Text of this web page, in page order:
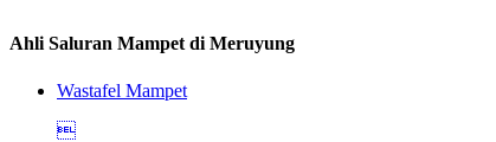
Ahli Saluran Mampet di Meruyung
Wastafel Mampet
